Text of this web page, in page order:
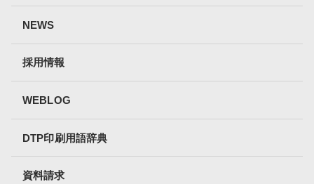
NEWS
採用情報
WEBLOG
DTP印刷用語辞典
資料請求